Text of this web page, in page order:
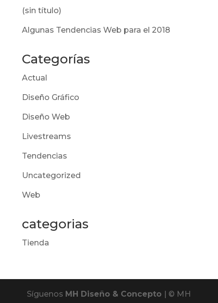
(sin título)
Algunas Tendencias Web para el 2018
Categorías
Actual
Diseño Gráfico
Diseño Web
Livestreams
Tendencias
Uncategorized
Web
categorias
Tienda
Síguenos MH Diseño & Concepto | © MH